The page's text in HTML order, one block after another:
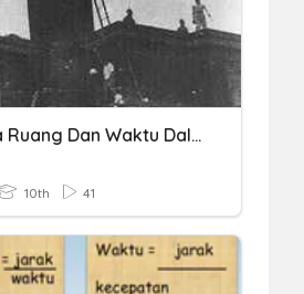
Manusia Ruang Dan Waktu Dalam Sejarah
10th 41